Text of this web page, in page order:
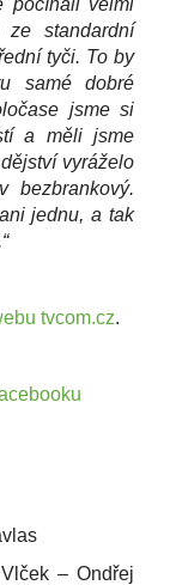
počínali velmi
ze standardní
tyči. To by
samé dobré
jsme si
a měli jsme
vyráželo
bezbrankový.
jednu, a tak
tvcom.cz.
– Ondřej